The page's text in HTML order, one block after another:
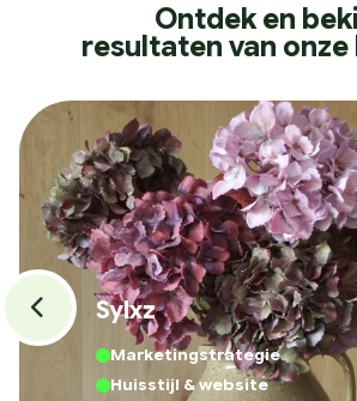
Ontdek en
resultaten van
Sylxz
Marketingstrategie
Huisstijl & website